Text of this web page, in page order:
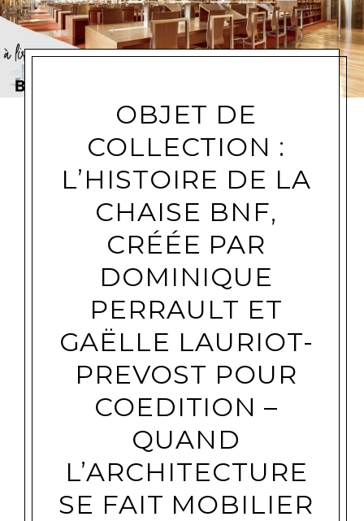
OBJET DE
COLLECTION :
L’HISTOIRE DE LA
CHAISE BNF,
CRÉÉE PAR
DOMINIQUE
PERRAULT ET
GAËLLE LAURIOT-
PREVOST POUR
COEDITION –
QUAND
L’ARCHITECTURE
SE FAIT MOBILIER